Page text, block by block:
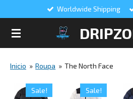
Worldwide Shipping
Inicio » Roupa » The North Face
Sale! Sale!